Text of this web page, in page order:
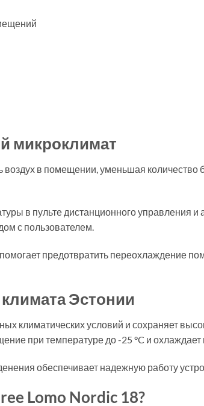
микроклимат
воздух в помещении, уменьшая количество
в пульте дистанционного управления и
с пользователем.
предотвратить переохлаждение
Эстонии
климатических условий и сохраняет
при температуре до -25 °C и охлаждает
обеспечивает надежную работу
Lomo Nordic 18?